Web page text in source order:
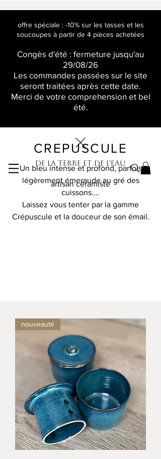
offre spéciale : -10% sur les tasses et les
soucoupes à partir de 4 pièces achetées
Congès d'été : fermeture jusqu'au
29/08/26
Les commandes passées sur le site
seront traitées après cette date.
Merci de votre comprehension et bel
été.
De la terre et de l'eau
artisan céramiste
CREPUSCULE
Un bleu intense et profond, parfois
légèrement émeraude au gré des
cuissons....
Laissez vous tenter par la gamme
Crépuscule et la douceur de son émail.
nouveauté